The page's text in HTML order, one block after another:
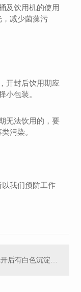
及饮用机的使用
减少菌藻污
开封后饮用期应
小包装。
无法饮用的，要
污染。
我们预防工作
矿泉水烧开后有白色沉淀物，喝了对人体有害吗？